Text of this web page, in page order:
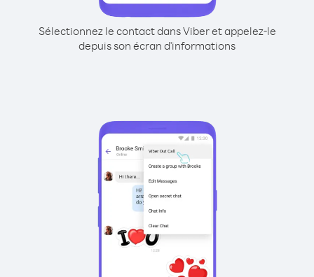
Sélectionnez le contact dans Viber et appelez-le
depuis son écran d'informations